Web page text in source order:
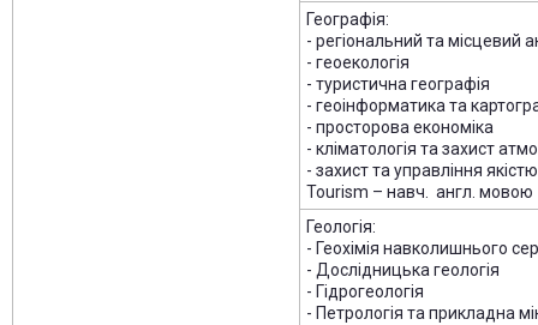
Географія:
- регіональний та місцевий
- геоекологія
- туристична географія
- геоінформатика та
- просторова економіка
- кліматологія та захист
- захист та управління
Tourism – навч. англ. мовою
Геологія:
- Геохімія навколишнього
- Дослідницька геологія
- Гідрогеологія
- Петрологія та прикладна